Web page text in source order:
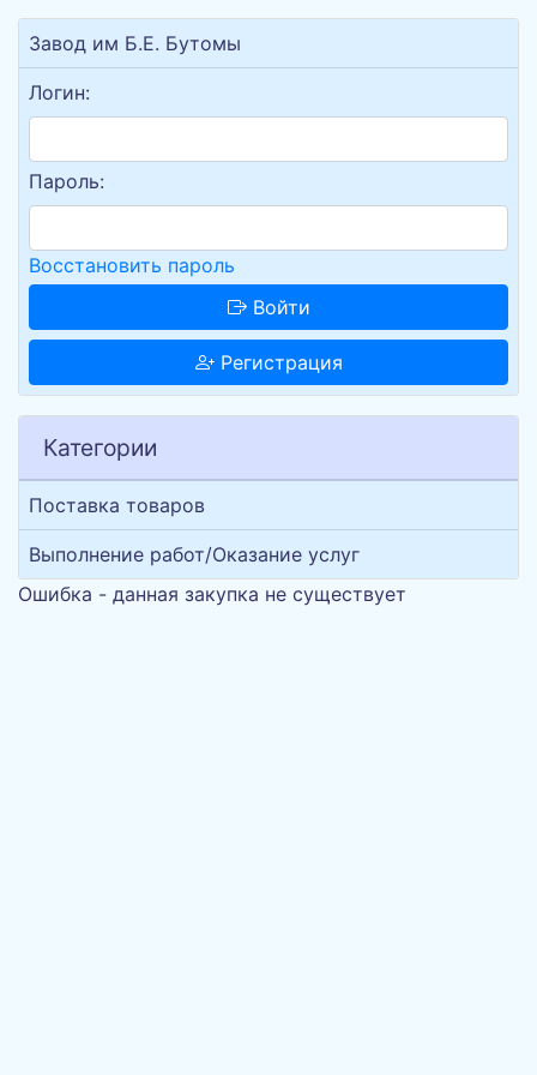
Завод им Б.Е. Бутомы
Логин:
Пароль:
Восстановить пароль
Войти
Регистрация
Категории
Поставка товаров
Выполнение работ/Оказание услуг
Ошибка - данная закупка не существует